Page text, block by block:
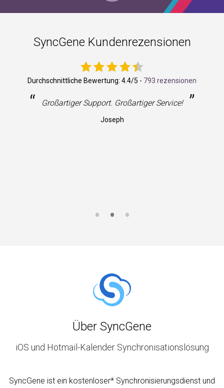
SyncGene Kundenrezensionen
Durchschnittliche Bewertung: 4.4/5 - 793 rezensionen
“ Großartiger Support. Großartiger Service! ”
Joseph
Über SyncGene
iOS und Hotmail-Kalender Synchronisationslösung
SyncGene ist ein kostenloser* Synchronisierungsdienst und